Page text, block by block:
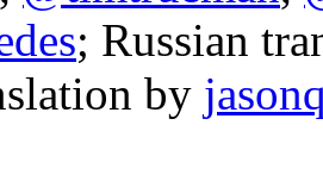
; Russian
by